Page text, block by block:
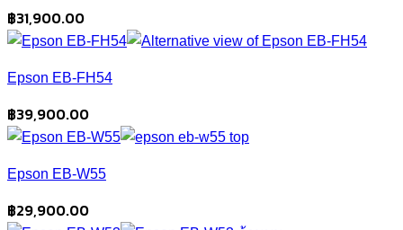
฿31,900.00
Epson EB-FH54
฿39,900.00
Epson EB-W55
฿29,900.00